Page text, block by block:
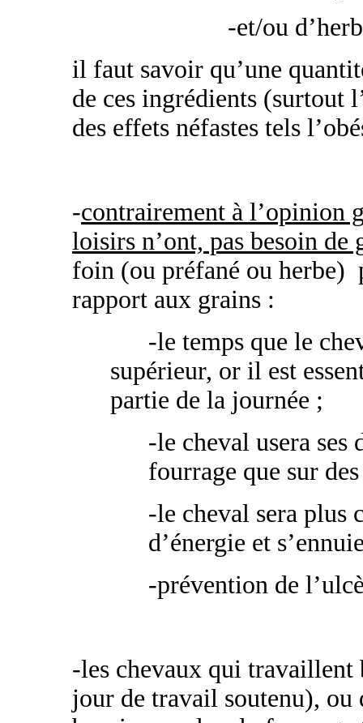
-et/ou
il faut savoir qu’une
de ces ingrédients (surtout
des effets néfastes tels
-contrairement à l’opinion
loisirs n’ont, pas besoin de
foin (ou préfané ou herbe)
rapport aux grains :
-le temps que le
supérieur, or il est
partie de la journée ;
-le cheval usera ses
fourrage que sur
-le cheval sera plus
d’énergie et
-prévention de
-les chevaux qui travaillent
jour de travail soutenu),